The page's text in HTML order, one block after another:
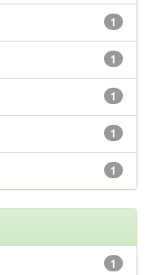
1
1
1
1
1
1